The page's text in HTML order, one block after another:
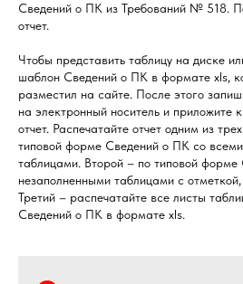
Сведений о ПК из Требований № 518.
отчет.
Чтобы представить таблицу на диске
шаблон Сведений о ПК в формате xls,
разместил на сайте. После этого
на электронный носитель и приложите
отчет. Распечатайте отчет одним из
типовой форме Сведений о ПК со
таблицами. Второй – по типовой
незаполненными таблицами с
Третий – распечатайте все листы
Сведений о ПК в формате xls.